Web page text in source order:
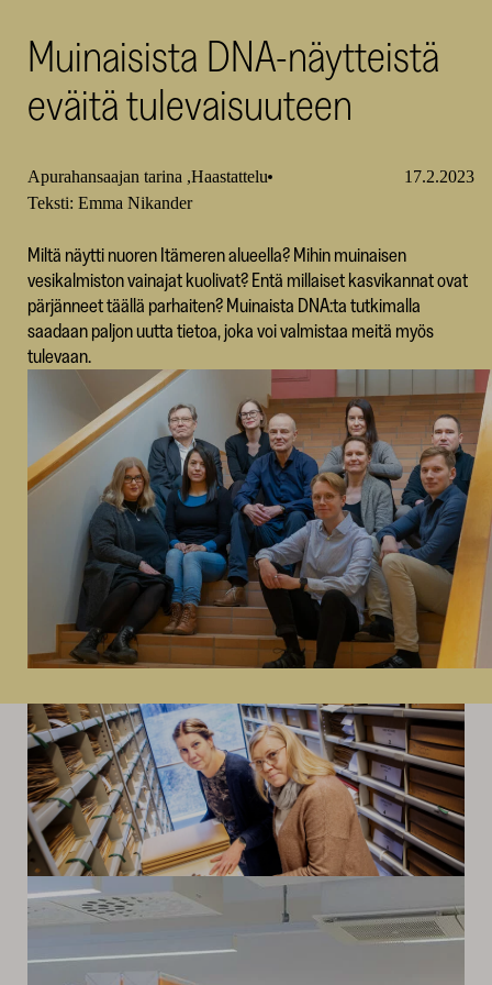
Muinaisista DNA-näytteistä
eväitä tulevaisuuteen
Apurahansaajan tarina Haastattelu
Teksti: Emma Nikander
17.2.2023
Miltä näytti nuoren Itämeren alueella? Mihin muinaisen
vesikalmiston vainajat kuolivat? Entä millaiset kasvikannat ovat
pärjänneet täällä parhaiten? Muinaista DNA:ta tutkimalla
saadaan paljon uutta tietoa, joka voi valmistaa meitä myös
tulevaan.